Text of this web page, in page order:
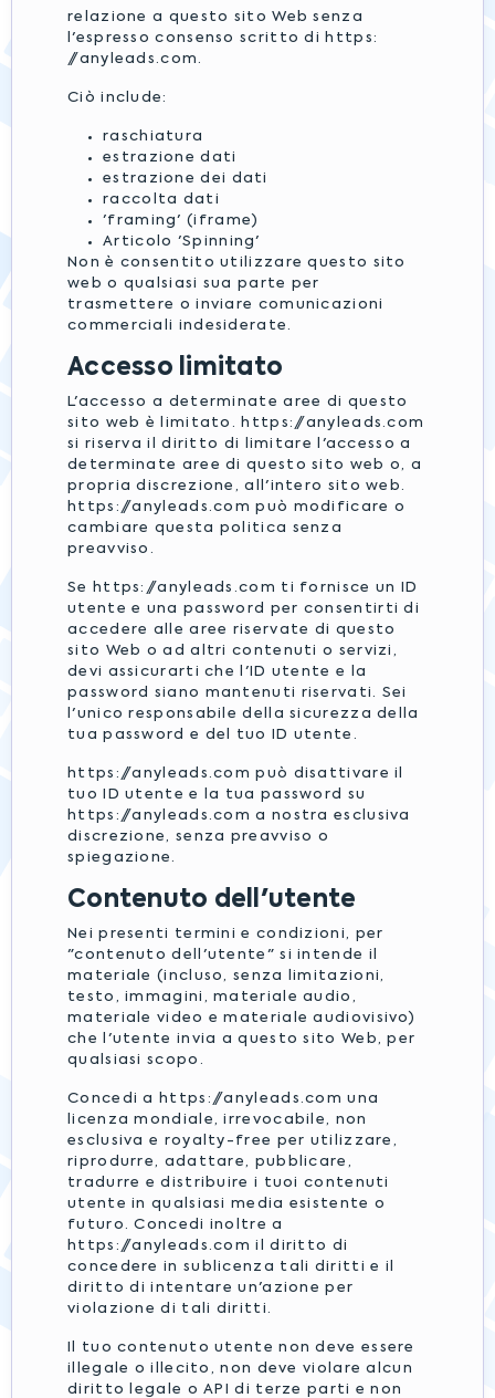
relazione a questo sito Web senza
l'espresso consenso scritto di https:
//anyleads.com.
Ciò include:
raschiatura
estrazione dati
estrazione dei dati
raccolta dati
'framing' (iframe)
Articolo 'Spinning'
Non è consentito utilizzare questo sito
web o qualsiasi sua parte per
trasmettere o inviare comunicazioni
commerciali indesiderate.
Accesso limitato
L'accesso a determinate aree di questo
sito web è limitato. https://anyleads.com
si riserva il diritto di limitare l'accesso a
determinate aree di questo sito web o, a
propria discrezione, all'intero sito web.
https://anyleads.com può modificare o
cambiare questa politica senza
preavviso.
Se https://anyleads.com ti fornisce un ID
utente e una password per consentirti di
accedere alle aree riservate di questo
sito Web o ad altri contenuti o servizi,
devi assicurarti che l'ID utente e la
password siano mantenuti riservati. Sei
l'unico responsabile della sicurezza della
tua password e del tuo ID utente.
https://anyleads.com può disattivare il
tuo ID utente e la tua password su
https://anyleads.com a nostra esclusiva
discrezione, senza preavviso o
spiegazione.
Contenuto dell'utente
Nei presenti termini e condizioni, per
"contenuto dell'utente" si intende il
materiale (incluso, senza limitazioni,
testo, immagini, materiale audio,
materiale video e materiale audiovisivo)
che l'utente invia a questo sito Web, per
qualsiasi scopo.
Concedi a https://anyleads.com una
licenza mondiale, irrevocabile, non
esclusiva e royalty-free per utilizzare,
riprodurre, adattare, pubblicare,
tradurre e distribuire i tuoi contenuti
utente in qualsiasi media esistente o
futuro. Concedi inoltre a
https://anyleads.com il diritto di
concedere in sublicenza tali diritti e il
diritto di intentare un'azione per
violazione di tali diritti.
Il tuo contenuto utente non deve essere
illegale o illecito, non deve violare alcun
diritto legale o API di terze parti e non